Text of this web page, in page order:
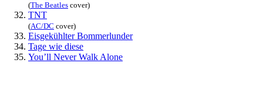
(The Beatles cover)
TNT
(AC/DC cover)
Eisgekühlter Bommerlunder
Tage wie diese
You’ll Never Walk Alone